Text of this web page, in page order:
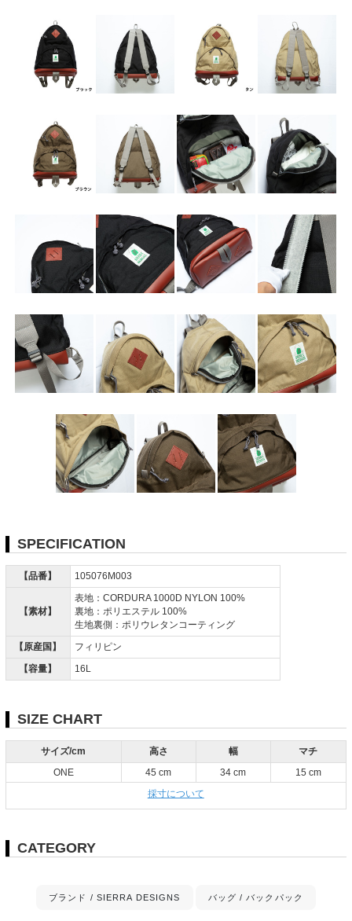
SPECIFICATION
【品番】 105076M003
【素材】
表地：CORDURA 1000D NYLON 100%
裏地：ポリエステル 100%
生地裏側：ポリウレタンコーティング
【原産国】
フィリピン
【容量】
16L
SIZE CHART
サイズ/cm 高さ 幅
マチ
ONE
45 cm 34 cm
15 cm
採寸について
CATEGORY
ブランド / SIERRA DESIGNS バッグ / バックパック